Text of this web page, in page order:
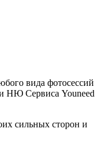
вида фотосессий
НЮ Сервиса Youneed
сильных сторон и